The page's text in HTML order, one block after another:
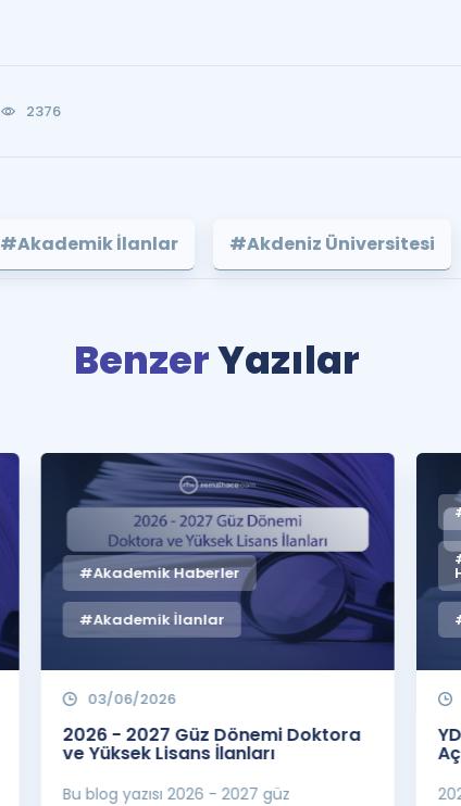
2376
#Akademik İlanlar #Akdeniz Üniversitesi
BenzerYazılar
#Akademik Haberler
#Akademik İlanlar
03/06/2026
2026 - 2027 Güz Dönemi Doktora
ve Yüksek Lisans İlanları
Bu blog yazısı 2026 - 2027 güz